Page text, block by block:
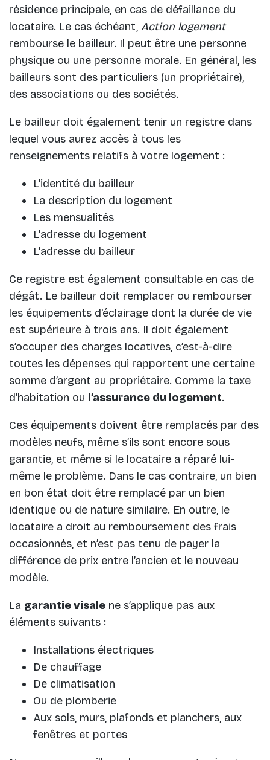
résidence principale, en cas de défaillance du
locataire. Le cas échéant, Action logement
rembourse le bailleur. Il peut être une personne
physique ou une personne morale. En général, les
bailleurs sont des particuliers (un propriétaire),
des associations ou des sociétés.
Le bailleur doit également tenir un registre dans
lequel vous aurez accès à tous les
renseignements relatifs à votre logement :
L'identité du bailleur
La description du logement
Les mensualités
L'adresse du logement
L'adresse du bailleur
Ce registre est également consultable en cas de
dégât. Le bailleur doit remplacer ou rembourser
les équipements d'éclairage dont la durée de vie
est supérieure à trois ans. Il doit également
s’occuper des charges locatives, c’est-à-dire
toutes les dépenses qui rapportent une certaine
somme d’argent au propriétaire. Comme la taxe
d’habitation ou l’assurance du logement.
Ces équipements doivent être remplacés par des
modèles neufs, même s’ils sont encore sous
garantie, et même si le locataire a réparé lui-
même le problème. Dans le cas contraire, un bien
en bon état doit être remplacé par un bien
identique ou de nature similaire. En outre, le
locataire a droit au remboursement des frais
occasionnés, et n’est pas tenu de payer la
différence de prix entre l’ancien et le nouveau
modèle.
La garantie visale ne s’applique pas aux
éléments suivants :
Installations électriques
De chauffage
De climatisation
Ou de plomberie
Aux sols, murs, plafonds et planchers, aux
fenêtres et portes